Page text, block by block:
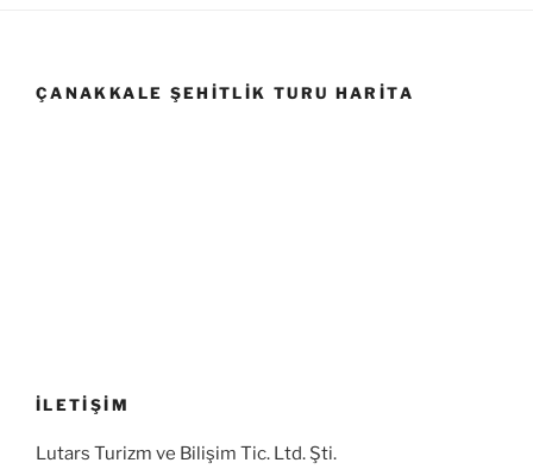
ÇANAKKALE ŞEHITLIK TURU HARITA
İLETİŞİM
Lutars Turizm ve Bilişim Tic. Ltd. Şti.